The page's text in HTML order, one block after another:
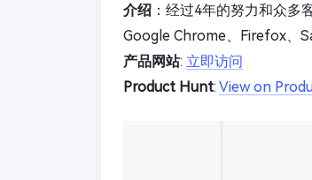
介绍 ：经过4年的努力和众
Google Chrome、Firefox、
产品网站: 立即访问
Product Hunt: View on